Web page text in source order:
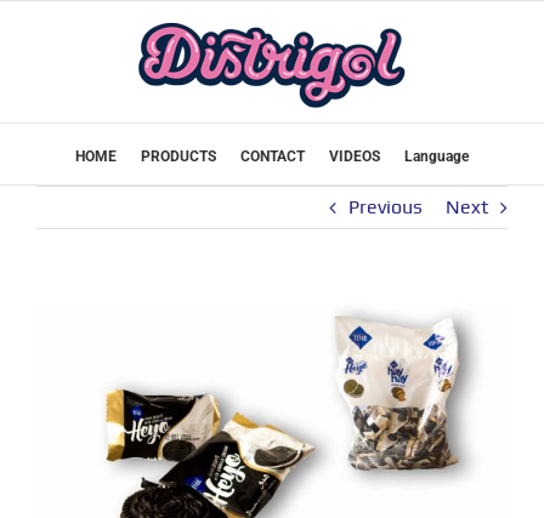
HOME PRODUCTS CONTACT VIDEOS Language
Previous Next